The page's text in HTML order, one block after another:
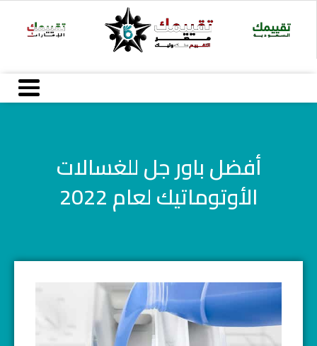
تخطي
المحتوى
أفضل باور جل للغسالات
الأوتوماتيك لعام 2022